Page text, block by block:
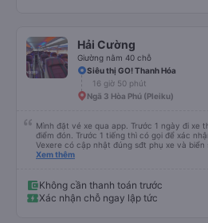
Hải Cường
Giường nằm 40 chỗ
Siêu thị GO! Thanh Hóa
16 giờ 50 phút
Ngã 3 Hòa Phú (Pleiku)
Mình đặt vé xe qua app. Trước 1 ngày đi xe
điểm đón. Trước 1 tiếng thì có gọi để xác nhận
Vexere có cập nhật đúng sđt phụ xe và biển
nữa. Ăn cơm tối là 50k/ người. Chỗ nằm thoải mái, có nước, ổ cắm sạc đầy
Xem thêm
Không cần thanh toán trước
Xác nhận chỗ ngay lập tức